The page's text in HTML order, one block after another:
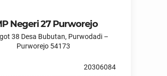
Negeri 27 Purworejo
38 Desa Bubutan, Purwodadi –
Purworejo 54173
20306084